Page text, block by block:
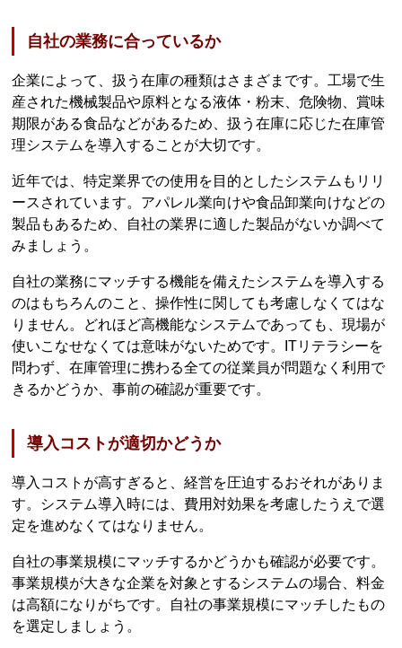
自社の業務に合っているか
企業によって、扱う在庫の種類はさまざまです。工場で生
産された機械製品や原料となる液体・粉末、危険物、賞味
期限がある食品などがあるため、扱う在庫に応じた在庫管
理システムを導入することが大切です。
近年では、特定業界での使用を目的としたシステムもリリ
ースされています。アパレル業向けや食品卸業向けなどの
製品もあるため、自社の業界に適した製品がないか調べて
みましょう。
自社の業務にマッチする機能を備えたシステムを導入する
のはもちろんのこと、操作性に関しても考慮しなくてはな
りません。どれほど高機能なシステムであっても、現場が
使いこなせなくては意味がないためです。ITリテラシーを
問わず、在庫管理に携わる全ての従業員が問題なく利用で
きるかどうか、事前の確認が重要です。
導入コストが適切かどうか
導入コストが高すぎると、経営を圧迫するおそれがありま
す。システム導入時には、費用対効果を考慮したうえで選
定を進めなくてはなりません。
自社の事業規模にマッチするかどうかも確認が必要です。
事業規模が大きな企業を対象とするシステムの場合、料金
は高額になりがちです。自社の事業規模にマッチしたもの
を選定しましょう。